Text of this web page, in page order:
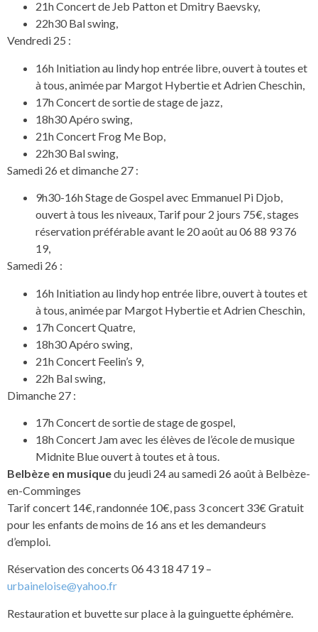
21h Concert de Jeb Patton et Dmitry Baevsky,
22h30 Bal swing,
Vendredi 25 :
16h Initiation au lindy hop entrée libre, ouvert à toutes et
à tous, animée par Margot Hybertie et Adrien Cheschin,
17h Concert de sortie de stage de jazz,
18h30 Apéro swing,
21h Concert Frog Me Bop,
22h30 Bal swing,
Samedi 26 et dimanche 27 :
9h30-16h Stage de Gospel avec Emmanuel Pi Djob,
ouvert à tous les niveaux, Tarif pour 2 jours 75€, stages
réservation préférable avant le 20 août au 06 88 93 76
19,
Samedi 26 :
16h Initiation au lindy hop entrée libre, ouvert à toutes et
à tous, animée par Margot Hybertie et Adrien Cheschin,
17h Concert Quatre,
18h30 Apéro swing,
21h Concert Feelin’s 9,
22h Bal swing,
Dimanche 27 :
17h Concert de sortie de stage de gospel,
18h Concert Jam avec les élèves de l’école de musique
Midnite Blue ouvert à toutes et à tous.
Belbèze en musiquedu jeudi 24 au samedi 26 août à Belbèze-
en-Comminges
Tarif concert 14€, randonnée 10€, pass 3 concert 33€ Gratuit
pour les enfants de moins de 16 ans et les demandeurs
d’emploi.
Réservation des concerts 06 43 18 47 19 –
urbaineloise@yahoo.fr
Restauration et buvette sur place à la guinguette éphémère.